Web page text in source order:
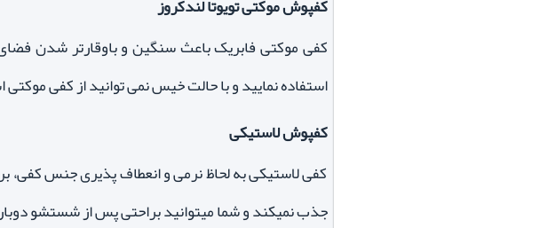
کفپوش موکتی تویوتا لندکروز
کفی موکتی فابریک باعث سنگین و باوقارتر شدن
استفاده نمایید و با حالت خیس نمی توانید از کفی
کفپوش لاستیکی
کفی لاستیکی به لحاظ نرمی و انعطاف پذیری جنس کفی،
جذب نمیکند و شما میتوانید براحتی پس از شستشو